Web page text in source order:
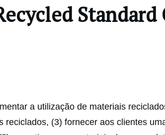
Standard
a utilização de materiais
(3) fornecer aos clientes